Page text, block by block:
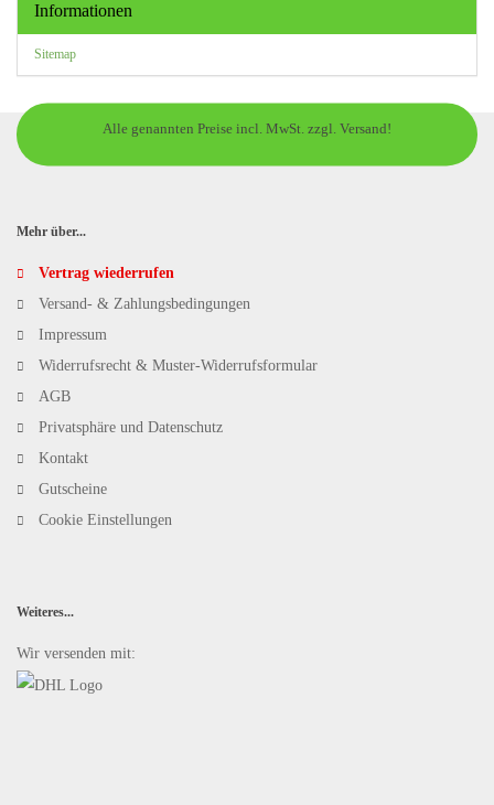
Informationen
Sitemap
Alle genannten Preise incl. MwSt. zzgl. Versand!
Mehr über...
Vertrag wiederrufen
Versand- & Zahlungsbedingungen
Impressum
Widerrufsrecht & Muster-Widerrufsformular
AGB
Privatsphäre und Datenschutz
Kontakt
Gutscheine
Cookie Einstellungen
Weiteres...
Wir versenden mit: